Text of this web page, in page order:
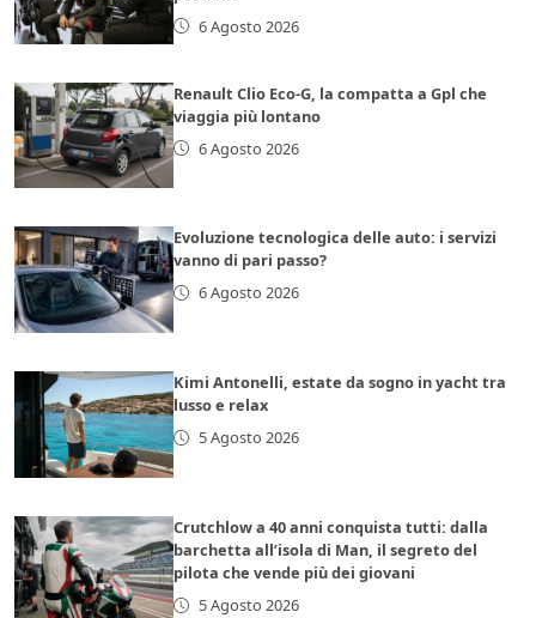
6 Agosto 2026
Renault Clio Eco-G, la compatta a Gpl che
viaggia più lontano
6 Agosto 2026
Evoluzione tecnologica delle auto: i servizi
vanno di pari passo?
6 Agosto 2026
Kimi Antonelli, estate da sogno in yacht tra
lusso e relax
5 Agosto 2026
Crutchlow a 40 anni conquista tutti: dalla
barchetta all’isola di Man, il segreto del
pilota che vende più dei giovani
5 Agosto 2026